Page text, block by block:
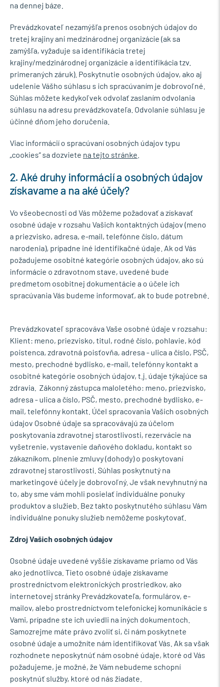
na dennej báze.
Prevádzkovateľ nezamýšľa prenos osobných údajov do
tretej krajiny ani medzinárodnej organizácie (ak sa
zamýšľa, vyžaduje sa identifikácia tretej
krajiny/medzinárodnej organizácie a identifikácia tzv.
primeraných záruk). Poskytnutie osobných údajov, ako aj
udelenie Vášho súhlasu s ich spracúvaním je dobrovoľné.
Súhlas môžete kedykoľvek odvolať zaslaním odvolania
súhlasu na adresu prevádzkovateľa. Odvolanie súhlasu je
účinné dňom jeho doručenia.
Viac informácií o spracúvaní osobných údajov typu
„cookies“ sa dozviete na tejto stránke
2. Aké druhy informácií a osobných údajov
získavame a na aké účely?
Vo všeobecnosti od Vás môžeme požadovať a získavať
osobné údaje v rozsahu Vašich kontaktných údajov (meno
a priezvisko, adresa, e-mail, telefónne číslo, dátum
narodenia), prípadne iné identifikačné údaje. Ak od Vás
požadujeme osobitné kategórie osobných údajov, ako sú
informácie o zdravotnom stave, uvedené bude
predmetom osobitnej dokumentácie a o účele ich
spracúvania Vás budeme informovať, ak to bude potrebné.
Prevádzkovateľ spracováva Vaše osobné údaje v rozsahu:
Klient: meno, priezvisko, titul, rodné číslo, pohlavie, kód
poistenca, zdravotná poisťovňa, adresa - ulica a číslo, PSČ,
mesto, prechodné bydlisko, e-mail, telefónny kontakt a
osobitné kategórie osobných údajov, t.j. údaje týkajúce sa
zdravia. Zákonný zástupca maloletého: meno, priezvisko,
adresa - ulica a číslo, PSČ, mesto, prechodné bydlisko, e-
mail, telefónny kontakt. Účel spracovania Vašich osobných
údajov Osobné údaje sa spracovávajú za účelom
poskytovania zdravotnej starostlivosti, rezervácie na
vyšetrenie, vystavenie daňového dokladu, kontakt so
zákazníkom, plnenie zmluvy (dohody) o poskytovaní
zdravotnej starostlivosti. Súhlas poskytnutý na
marketingové účely je dobrovoľný. Je však nevyhnutný na
to, aby sme vám mohli posielať individuálne ponuky
produktov a služieb. Bez takto poskytnutého súhlasu Vám
individuálne ponuky služieb nemôžeme poskytovať.
Zdroj Vašich osobných údajov
Osobné údaje uvedené vyššie získavame priamo od Vás
ako jednotlivca. Tieto osobné údaje získavame
prostredníctvom elektronických prostriedkov, ako
internetovej stránky Prevádzkovateľa, formulárov, e-
mailov, alebo prostredníctvom telefonickej komunikácie s
Vami, prípadne ste ich uviedli na iných dokumentoch.
Samozrejme máte právo zvoliť si, či nám poskytnete
osobné údaje a umožníte nám identifikovať Vás. Ak sa však
rozhodnete neposkytnúť nám osobné údaje, ktoré od Vás
požadujeme, je možné, že Vám nebudeme schopní
poskytnúť služby, ktoré od nás žiadate.